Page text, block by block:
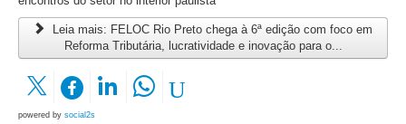
Leia mais: FELOC Rio Preto chega à 6ª edição com foco em
Reforma Tributária, lucratividade e inovação para o...
powered by social2s